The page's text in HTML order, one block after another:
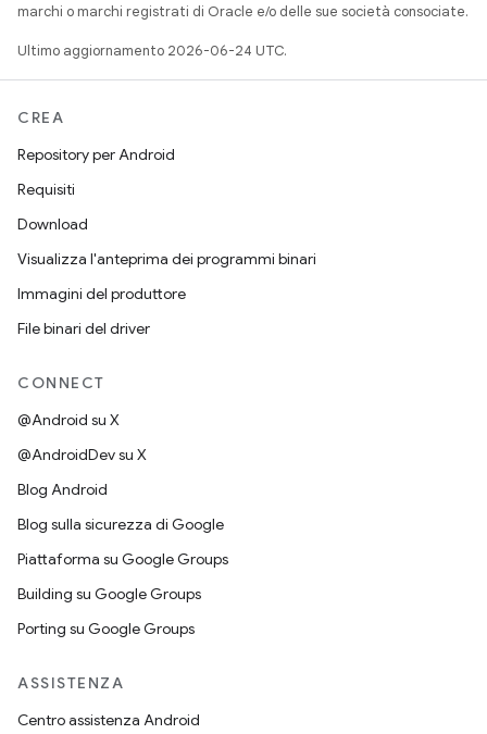
marchi o marchi registrati di Oracle e/o delle sue società consociate.
Ultimo aggiornamento 2026-06-24 UTC.
CREA
Repository per Android
Requisiti
Download
Visualizza l'anteprima dei programmi binari
Immagini del produttore
File binari del driver
CONNECT
@Android su X
@AndroidDev su X
Blog Android
Blog sulla sicurezza di Google
Piattaforma su Google Groups
Building su Google Groups
Porting su Google Groups
ASSISTENZA
Centro assistenza Android